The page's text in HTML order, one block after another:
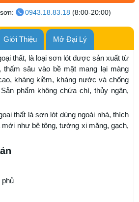
0943.18.83.18 (8:00-20:00)
Giới Thiệu Mở Đại Lý
thất, là loại sơn lót được sản xuất từ
thấm sâu vào bề mặt mang lại màng
kháng kiềm, kháng nước và chống
phẩm không chứa chì, thủy ngân,
thất là sơn lót dùng ngoài nhà, thích
như bê tông, tường xi măng, gạch,
phủ